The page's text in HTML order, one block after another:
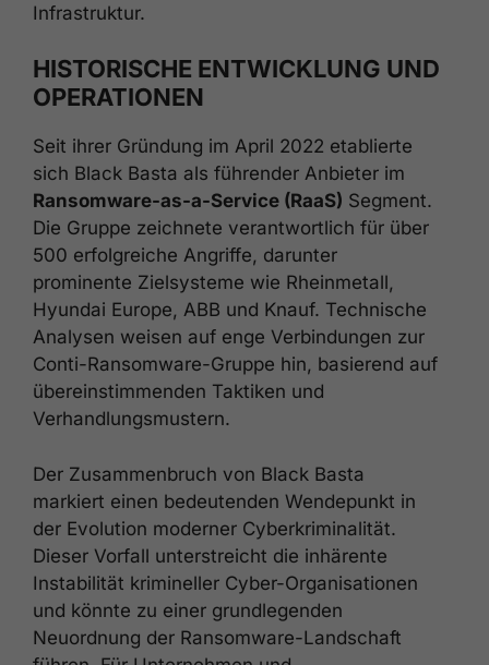
Infrastruktur.
HISTORISCHE ENTWICKLUNG UND
OPERATIONEN
Seit ihrer Gründung im April 2022 etablierte
sich Black Basta als führender Anbieter im
Ransomware-as-a-Service (RaaS) Segment.
Die Gruppe zeichnete verantwortlich für über
500 erfolgreiche Angriffe, darunter
prominente Zielsysteme wie Rheinmetall,
Hyundai Europe, ABB und Knauf. Technische
Analysen weisen auf enge Verbindungen zur
Conti-Ransomware-Gruppe hin, basierend auf
übereinstimmenden Taktiken und
Verhandlungsmustern.
Der Zusammenbruch von Black Basta
markiert einen bedeutenden Wendepunkt in
der Evolution moderner Cyberkriminalität.
Dieser Vorfall unterstreicht die inhärente
Instabilität krimineller Cyber-Organisationen
und könnte zu einer grundlegenden
Neuordnung der Ransomware-Landschaft